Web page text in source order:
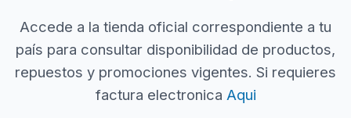
Accede a la tienda oficial correspondiente a tu
país para consultar disponibilidad de productos,
repuestos y promociones vigentes. Si requieres
factura electronica Aqui